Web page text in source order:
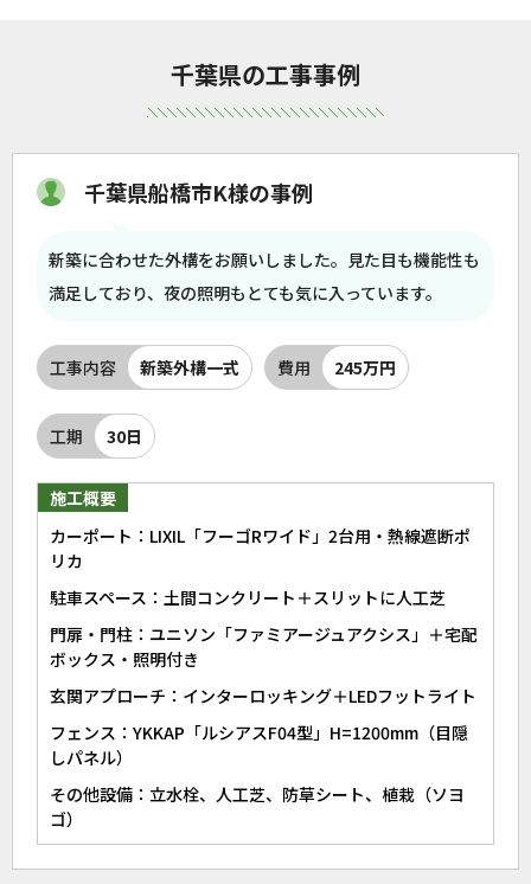
千葉県の工事事例
千葉県船橋市K様の事例
新築に合わせた外構をお願いしました。見た目も機能性も
満足しており、夜の照明もとても気に入っています。
工事内容 新築外構一式 費用 245万円
工期 30日
施工概要
カーポート：LIXIL「フーゴRワイド」2台用・熱線遮断ポ
リカ
駐車スペース：土間コンクリート＋スリットに人工芝
門扉・門柱：ユニソン「ファミアージュアクシス」＋宅配
ボックス・照明付き
玄関アプローチ：インターロッキング＋LEDフットライト
フェンス：YKKAP「ルシアスF04型」H=1200mm（目隠
しパネル）
その他設備：立水栓、人工芝、防草シート、植栽（ソヨ
ゴ）